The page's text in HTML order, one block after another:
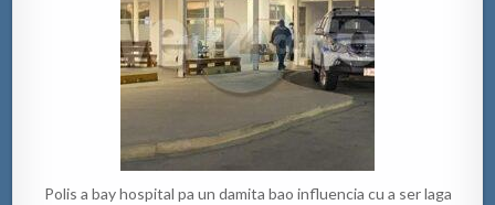
Polis a bay hospital pa un damita bao influencia cu a ser laga